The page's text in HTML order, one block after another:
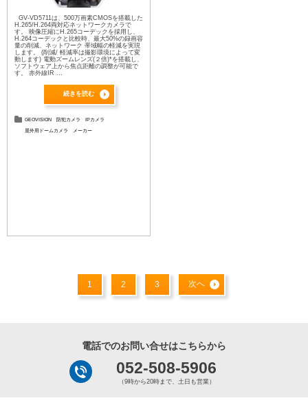
GV-VD5711は、500万画素CMOSを搭載した
H.265/H.264両対応ネットワークカメラで
す。 映像圧縮にH.265コーデックを採用し、
H.264コーデックと比較時、最大50%の録画容
量の削減、ネットワーク 帯域幅の軽減を実現
します。 (削減/ 軽減率は撮影環境によって変
動します) 電動ズームレンズ(２倍)*を搭載し、
ソフトウェア上から焦点距離の調整が可能で
す。 赤外線IR ...
続きを読む
GEOVISION 防犯カメラ IPカメラ
屋外用ドームカメラ メーカー
1 2 3 次へ
電話でのお問い合せはこちらから
052-508-5906
（9時から20時まで、土日も営業）